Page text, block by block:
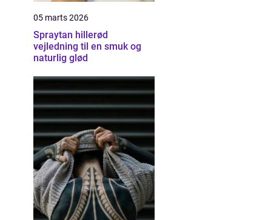
05 marts 2026
Spraytan hillerød
vejledning til en smuk og
naturlig glød